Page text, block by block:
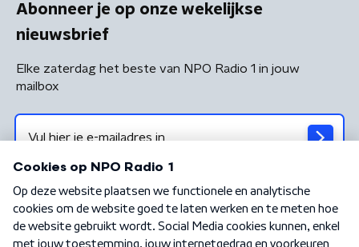
Abonneer je op onze wekelijkse
nieuwsbrief
Elke zaterdag het beste van NPO Radio 1 in jouw
mailbox
Algemene voorwaarden